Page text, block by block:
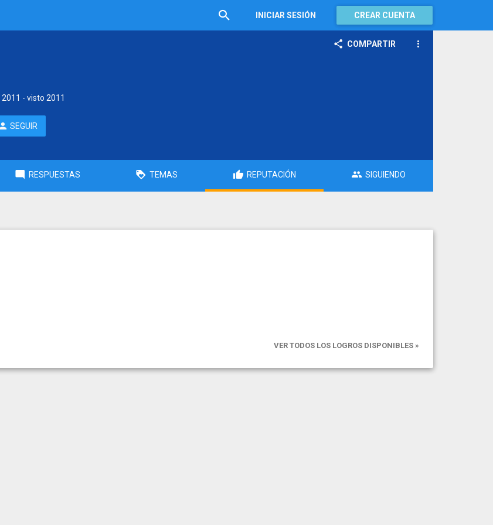
INICIAR SESIÓN CREAR CUENTA
COMPARTIR
2011 - visto 2011
SEGUIR
RESPUESTAS TEMAS REPUTACIÓN SIGUIENDO
VER TODOS LOS LOGROS DISPONIBLES »